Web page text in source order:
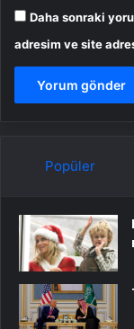
Daha sonraki
adresim ve site
Popüler